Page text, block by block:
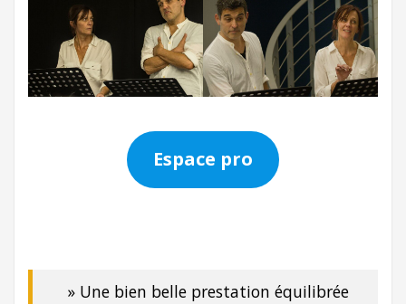
Espace pro
» Une bien belle prestation équilibrée